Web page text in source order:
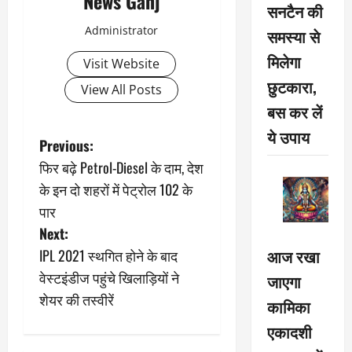
Administrator
Visit Website
View All Posts
P
o
s
t
n
a
Previous:
फिर बढ़े Petrol-Diesel के दाम, देश
के इन दो शहरों में पेट्रोल 102 के
पार
Next:
IPL 2021 स्थगित होने के बाद
वेस्टइंडीज पहुंचे खिलाड़ियों ने
शेयर की तस्वीरें
सनटैन की
समस्या से
मिलेगा
छुटकारा,
बस कर लें
ये उपाय
आज रखा
जाएगा
कामिका
एकादशी